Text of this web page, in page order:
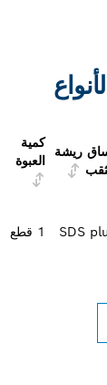
ريشة
كمية
العبوة
SDS 1 قطع